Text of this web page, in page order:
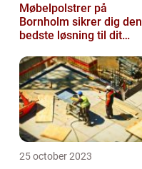
Møbelpolstrer på
Bornholm sikrer dig den
bedste løsning til dit
25 october 2023